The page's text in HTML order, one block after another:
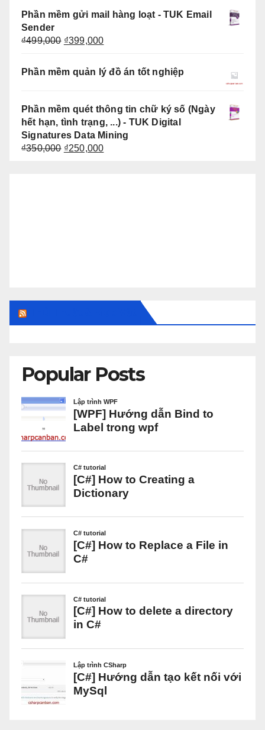
₫350,000.
tại
Phần mềm gửi mail hàng loạt - TUK Email
Sender
₫499,000 Giá
₫499,000.
₫399,000Giá
tại
là:
Phần mềm quản lý đồ án tốt nghiệp
Phần mềm quét thông tin chữ ký số (Ngày
hết hạn, tình trạng, ...) - TUK Digital
Signatures Data Mining
₫350,000 Giá
₫250,000Giá
Popular Posts